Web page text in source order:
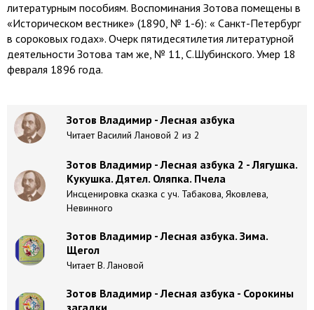
литературным пособиям. Воспоминания Зотова помещены в
«Историческом вестнике» (1890, № 1-6): « Санкт-Петербург
в сороковых годах». Очерк пятидесятилетия литературной
деятельности Зотова там же, № 11, С.Шубинского. Умер 18
февраля 1896 года.
Зотов Владимир - Лесная азбука
Читает Василий Лановой 2 из 2
Зотов Владимир - Лесная азбука 2 - Лягушка.
Кукушка. Дятел. Оляпка. Пчела
Инсценировка сказка с уч. Табакова, Яковлева,
Невинного
Зотов Владимир - Лесная азбука. Зима.
Щегол
Читает В. Лановой
Зотов Владимир - Лесная азбука - Сорокины
загадки